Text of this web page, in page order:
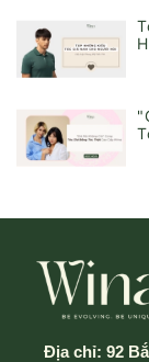
Địa chỉ: 92